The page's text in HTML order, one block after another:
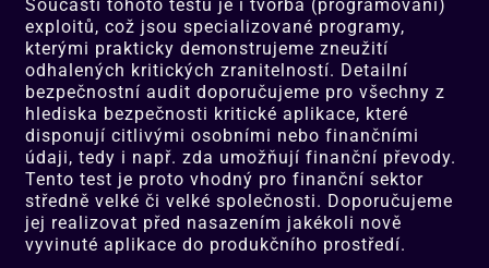
Součástí tohoto testu je i tvorba (programování)
exploitů, což jsou specializované programy,
kterými prakticky demonstrujeme zneužití
odhalených kritických zranitelností. Detailní
bezpečnostní audit doporučujeme pro všechny z
hlediska bezpečnosti kritické aplikace, které
disponují citlivými osobními nebo finančními
údaji, tedy i např. zda umožňují finanční převody.
Tento test je proto vhodný pro finanční sektor
středně velké či velké společnosti. Doporučujeme
jej realizovat před nasazením jakékoli nově
vyvinuté aplikace do produkčního prostředí.